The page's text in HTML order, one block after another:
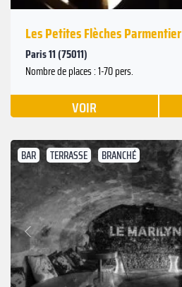
Les Petites Flèches Parmentier
Paris 11 (75011)
Nombre de places : 1-70 pers.
VOIR
BAR TERRASSE BRANCHÉ
Précédent